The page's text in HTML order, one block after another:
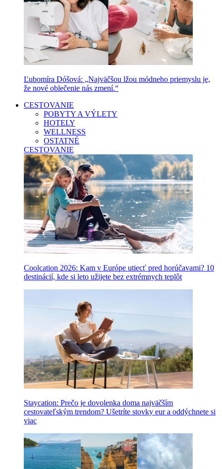
Ľubomíra Dóšová: „Najväčšou lžou módneho priemyslu je,
že nové oblečenie nás zmení.“
CESTOVANIE
POBYTY A VÝLETY
HOTELY
WELLNESS
OSTATNÉ
CESTOVANIE
Coolcation 2026: Kam v Európe utiecť pred horúčavami? 10
destinácií, kde si leto užijete bez extrémnych teplôt
Staycation: Prečo je dovolenka doma najväčším
cestovateľským trendom? Ušetríte stovky eur a oddýchnete si
viac